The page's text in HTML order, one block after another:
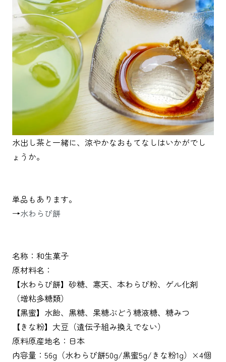
水出し茶と一緒に、涼やかなおもてなしはいかがでし
ょうか。
単品もあります。
→水わらび餅
名称：和生菓子
原材料名：
【水わらび餅】砂糖、寒天、本わらび粉、ゲル化剤
（増粘多糖類）
【黒蜜】水飴、黒糖、果糖ぶどう糖液糖、糖みつ
【きな粉】大豆（遺伝子組み換えでない）
原料原産地名：日本
内容量：56g（水わらび餅50g/黒蜜5g/きな粉1g）×4個